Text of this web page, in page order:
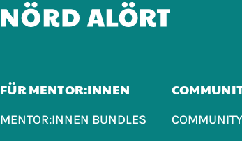
FÜR MENTOR:INNEN
MENTOR:INNEN BUNDLES